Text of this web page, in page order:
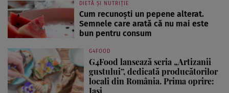
DIETĂ ȘI NUTRIȚIE
Cum recunoști un pepene alterat.
Semnele care arată că nu mai este
bun pentru consum
G4FOOD
G4Food lansează seria „Artizanii
gustului”, dedicată producătorilor
locali din România. Prima oprire:
Iași